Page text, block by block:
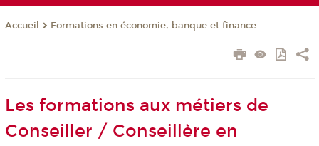
Accueil Formations en économie, banque et finance
Les formations aux métiers de
Conseiller / Conseillère en